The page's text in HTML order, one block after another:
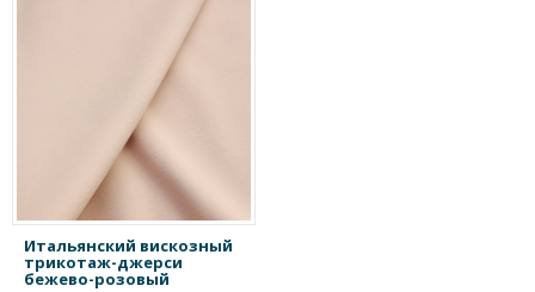
Итальянский вискозный
трикотаж-джерси
бежево-розовый